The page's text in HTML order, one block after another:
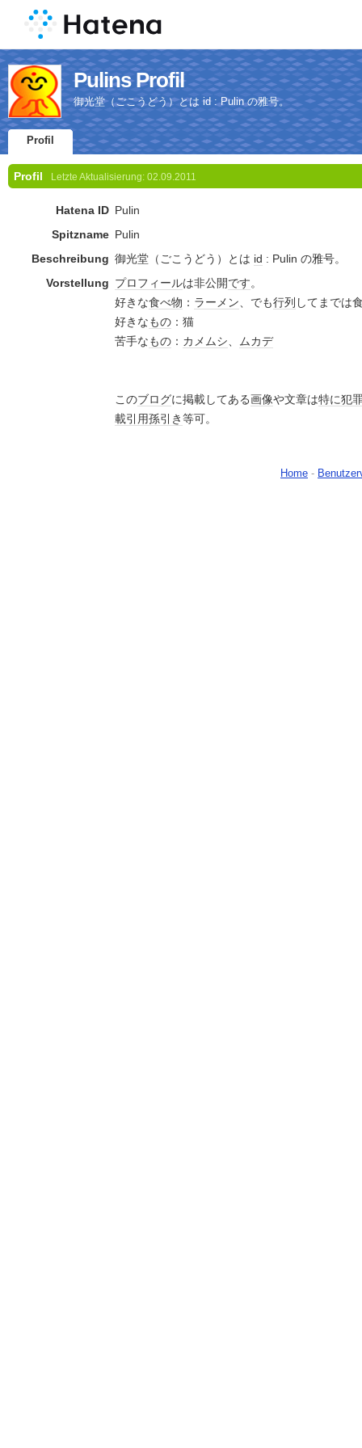
Pulins Profil
御光堂（ごこうどう）とは id : Pulin の雅号。
Profil
Profil Letzte Aktualisierung: 02.09.2011
Hatena ID Pulin
Spitzname Pulin
Beschreibung 御光堂（ごこうどう）とは id : Pulin の雅号。
Vorstellung プロフィールは非公開です。
好きな食べ物 ： ラーメン、でも行列 してまでは
好きなもの ：猫
苦手なもの ： カメムシ、 ムカデ
このブログに掲載してある画像や文章は特に犯
載引用孫引き等可。
Home -